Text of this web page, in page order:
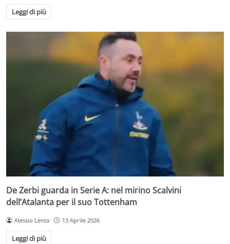
Leggi di più
De Zerbi guarda in Serie A: nel mirino Scalvini
dell’Atalanta per il suo Tottenham
Alessio Lento 13 Aprile 2026
Leggi di più